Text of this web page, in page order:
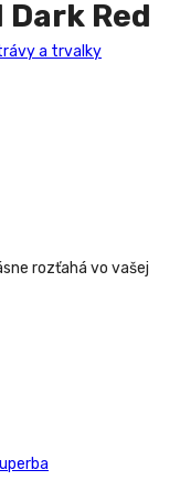
Red
a trvalky
rozťahá vo vašej